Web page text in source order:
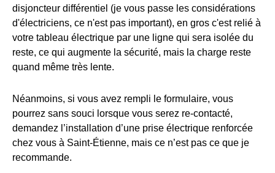
disjoncteur différentiel (je vous passe les considérations
d'électriciens, ce n'est pas important), en gros c'est relié à
votre tableau électrique par une ligne qui sera isolée du
reste, ce qui augmente la sécurité, mais la charge reste
quand même très lente.
Néanmoins, si vous avez rempli le formulaire, vous
pourrez sans souci lorsque vous serez re-contacté,
demandez l’installation d’une prise électrique renforcée
chez vous à Saint-Étienne, mais ce n’est pas ce que je
recommande.